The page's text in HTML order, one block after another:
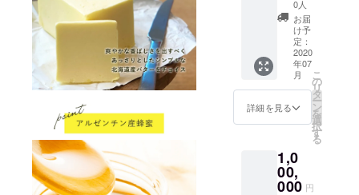
度)、30
名様分
(お一人
様8～10
品程度)
のご用
意とな
ります *
メール
ご要望
を伺い
ながら
的には
東京23
区内に
お届け
してい
ます *デ
ザート
として
FORU
LEMON
ししま
す *イ
メージ
のオー
ダーメ
イド
ケータ
リング
と空間
装飾 *ご
利用期
限は
ホーム
パー
ティー
0人
お届
け予
定：
2020
年07
月
詳細を見る
こ
の
リ
タ
ー
ン
を
選
択
す
る
1,0
00,
000 円